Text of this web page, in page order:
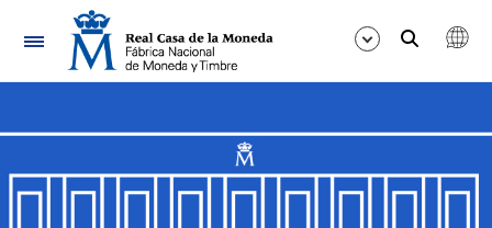
Navegación